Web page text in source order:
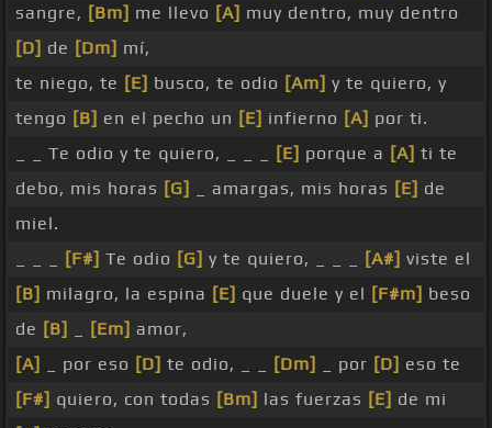
sangre, [Bm] me llevo [A] muy dentro, muy dentro
[D] de [Dm] mí,
te niego, te [E] busco, te odio [Am] y te quiero, y
tengo [B] en el pecho un [E] infierno [A] por ti.
_ _ Te odio y te quiero, _ _ _
[E] porque a [A] ti te
debo, mis horas [G] _ amargas, mis horas [E] de
miel.
[F#] Te odio [G] y te quiero, _ _ _ [A#] viste el
[B] milagro, la espina [E] que duele y el [F#m] beso
de [B] [Em] amor,
[A]
_ por eso [D] te odio, _ _ [Dm] _ por [D] eso te
[F#] quiero, con todas [Bm] las fuerzas [E] de mi